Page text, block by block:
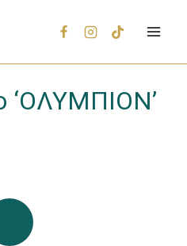
‘ΟΛΥΜΠΙΟΝ’